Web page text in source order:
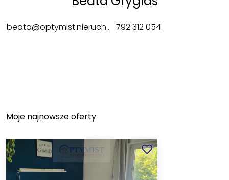
beata@optymist.nieruchomosci.pl 792 312 054
Moje najnowsze oferty